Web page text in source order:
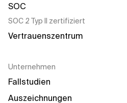
SOC 2 Typ II zertifiziert
Vertrauenszentrum
Unternehmen
Fallstudien
Auszeichnungen